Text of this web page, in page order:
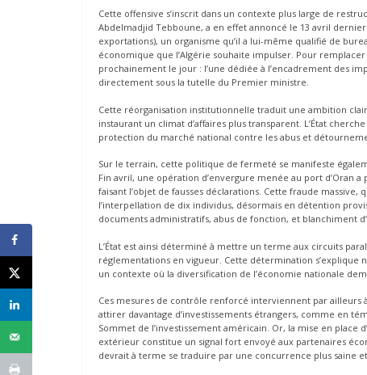
Cette offensive s’inscrit dans un contexte plus large de
Abdelmadjid Tebboune, a en effet annoncé le 13 avril
exportations), un organisme qu’il a lui-même qualifié de
économique que l’Algérie souhaite impulser. Pour
prochainement le jour : l’une dédiée à l’encadrement des
directement sous la tutelle du Premier ministre.
Cette réorganisation institutionnelle traduit une ambition
instaurant un climat d’affaires plus transparent. L’État
protection du marché national contre les abus et
Sur le terrain, cette politique de fermeté se manifeste
Fin avril, une opération d’envergure menée au port d’Oran
faisant l’objet de fausses déclarations. Cette fraude
l’interpellation de dix individus, désormais en détention
documents administratifs, abus de fonction, et blanchiment
L’État est ainsi déterminé à mettre un terme aux circuits
réglementations en vigueur. Cette détermination s’explique
un contexte où la diversification de l’économie nationale
Ces mesures de contrôle renforcé interviennent par ailleurs
attirer davantage d’investissements étrangers, comme en
Sommet de l’investissement américain. Or, la mise en
extérieur constitue un signal fort envoyé aux partenaires
devrait à terme se traduire par une concurrence plus saine